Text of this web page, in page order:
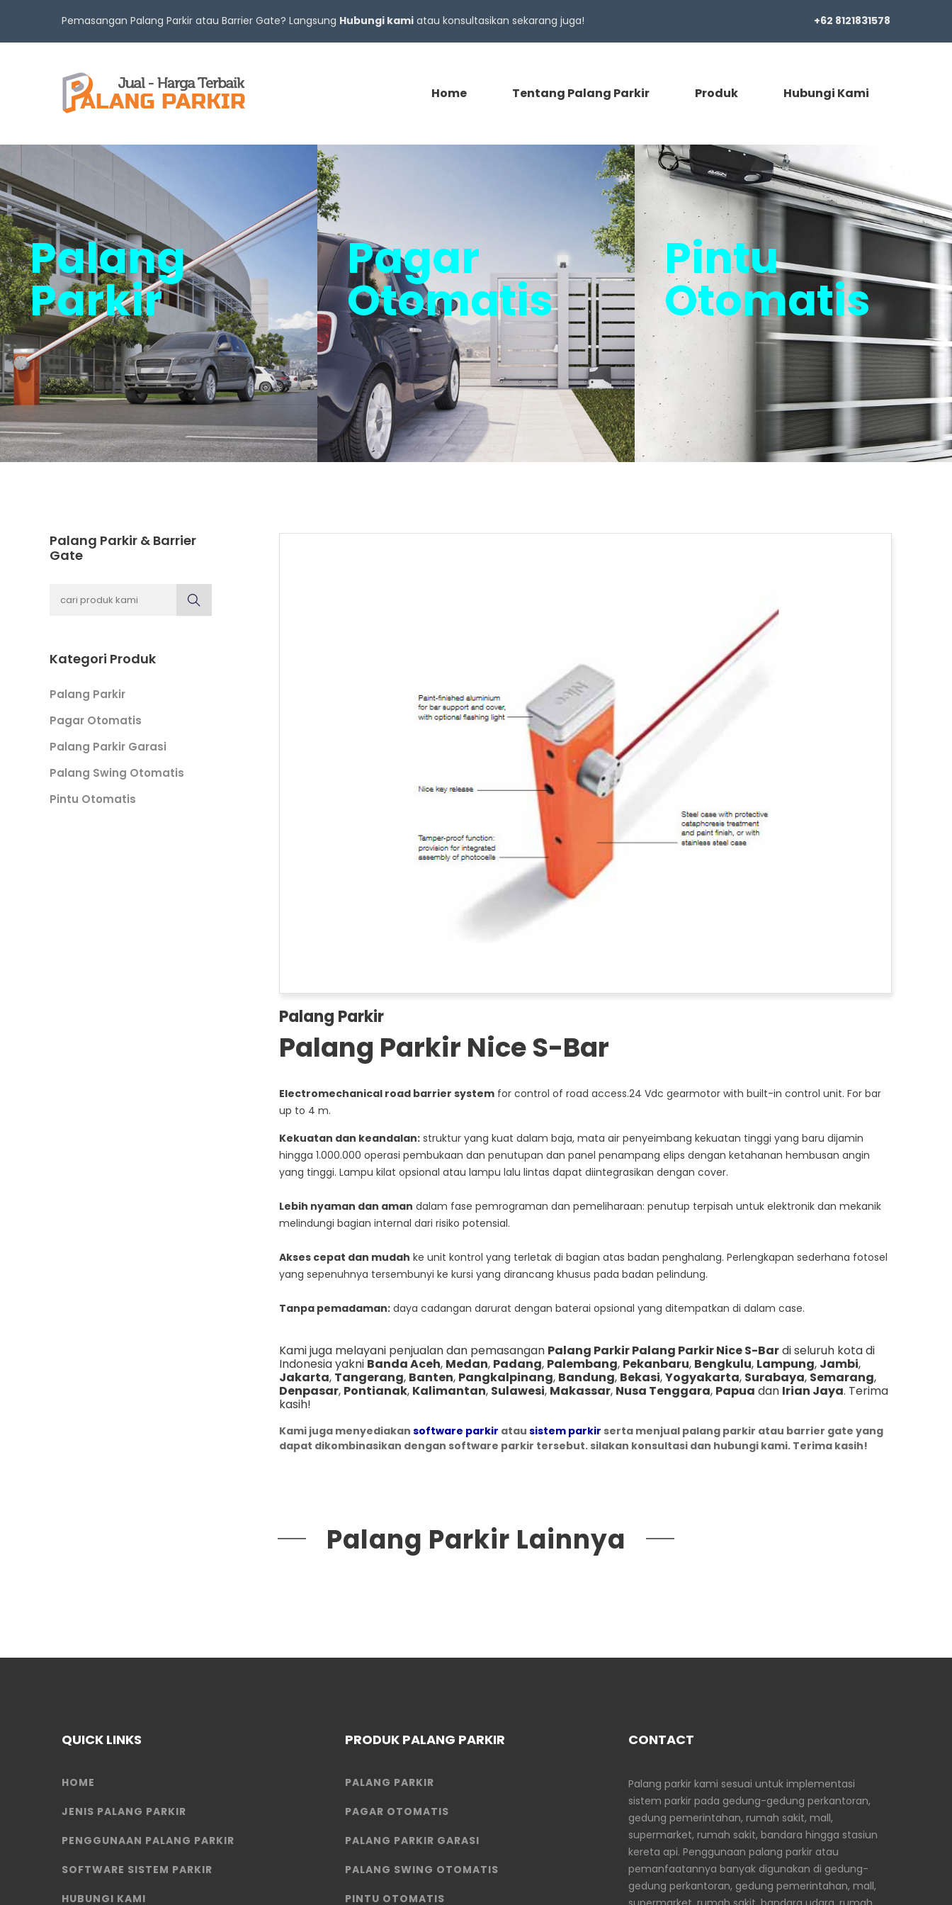
Pemasangan Palang Parkir atau Barrier Gate? Langsung Hubungi kami atau konsultasikan sekarang juga! +62 8121831578
Home Tentang Palang Parkir Produk Hubungi Kami
Palang
Parkir
Pagar
Otomatis
Pintu
Otomatis
Palang Parkir & Barrier
Gate
Kategori Produk
Palang Parkir
Pagar Otomatis
Palang Parkir Garasi
Palang Swing Otomatis
Pintu Otomatis
Palang Parkir
Palang Parkir Nice S-Bar
Electromechanical road barrier systemfor control of road access.24 Vdc gearmotor with built-in control unit. For bar
up to 4 m.
Kekuatan dan keandalan:struktur yang kuat dalam baja, mata air penyeimbang kekuatan tinggi yang baru dijamin
hingga 1.000.000 operasi pembukaan dan penutupan dan panel penampang elips dengan ketahanan hembusan angin
yang tinggi. Lampu kilat opsional atau lampu lalu lintas dapat diintegrasikan dengan cover.
Lebih nyaman dan aman dalam fase pemrograman dan pemeliharaan: penutup terpisah untuk elektronik dan mekanik
melindungi bagian internal dari risiko potensial.
Akses cepat dan mudah ke unit kontrol yang terletak di bagian atas badan penghalang. Perlengkapan sederhana fotosel
yang sepenuhnya tersembunyi ke kursi yang dirancang khusus pada badan pelindung.
Tanpa pemadaman:daya cadangan darurat dengan baterai opsional yang ditempatkan di dalam case.
Kami juga melayani penjualan dan pemasangan Palang Parkir Palang Parkir Nice S-Bardi seluruh kota di
Indonesia yakni Banda Aceh, Medan, Padang, Palembang, Pekanbaru, Bengkulu, Lampung, Jambi,
Jakarta, Tangerang, Banten, Pangkalpinang, Bandung, Bekasi,Yogyakarta, Surabaya, Semarang,
Denpasar, Pontianak, Kalimantan, Sulawesi, Makassar, Nusa Tenggara, Papua dan Irian Jaya. Terima
kasih!
Kami juga menyediakan software parkir atau sistem parkir serta menjual palang parkir atau barrier gate yang
dapat dikombinasikan dengan software parkir tersebut. silakan konsultasi dan hubungi kami. Terima kasih!
Palang Parkir Lainnya
QUICK LINKS
HOME
JENIS PALANG PARKIR
PENGGUNAAN PALANG PARKIR
SOFTWARE SISTEM PARKIR
HUBUNGI KAMI
PRODUK PALANG PARKIR
PALANG PARKIR
PAGAR OTOMATIS
PALANG PARKIR GARASI
PALANG SWING OTOMATIS
PINTU OTOMATIS
CONTACT
Palang parkir kami sesuai untuk implementasi
sistem parkir pada gedung-gedung perkantoran,
gedung pemerintahan, rumah sakit, mall,
supermarket, rumah sakit, bandara hingga stasiun
kereta api. Penggunaan palang parkir atau
pemanfaatannya banyak digunakan di gedung-
gedung perkantoran, gedung pemerintahan, mall,